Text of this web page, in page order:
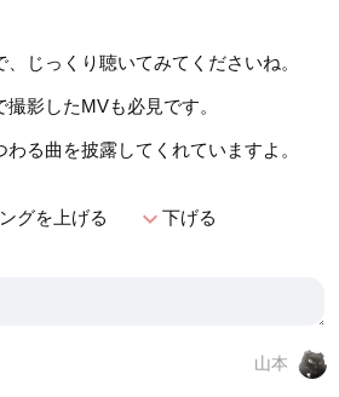
じっくり聴いてみてくださいね。
影したMVも必見です。
る曲を披露してくれていますよ。
グを上げる expand_more下げる
山本